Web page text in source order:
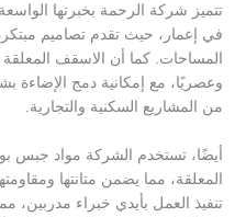
تتميز شركة الرحمة بخبرتها
في إعمار، حيث تقدم تصاميم
المساحات. كما أن الاسقف
وعصريًا، مع إمكانية دمج الإضاءة
من المشاريع السكنية والتجارية.
أيضًا، تستخدم الشركة مواد جبس
المعلقة، مما يضمن متانتها
تنفيذ العمل بأيدي خبراء مدربين،